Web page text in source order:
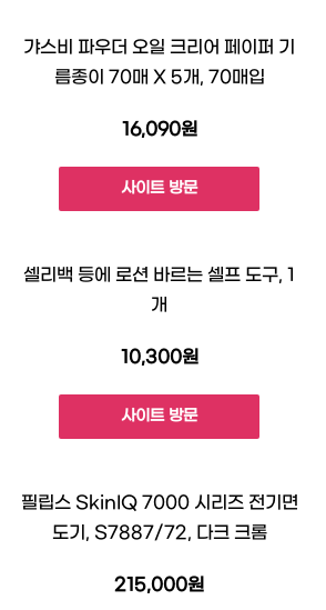
갸스비 파우더 오일 크리어 페이퍼 기
름종이 70매 X 5개, 70매입
16,090원
사이트 방문
셀리백 등에 로션 바르는 셀프 도구, 1
개
10,300원
사이트 방문
필립스 SkinIQ 7000 시리즈 전기면
도기, S7887/72, 다크 크롬
215,000원